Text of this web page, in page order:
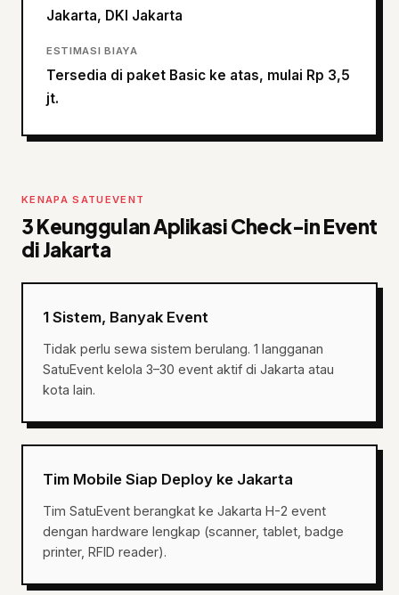
Jakarta, DKI Jakarta
ESTIMASI BIAYA
Tersedia di paket Basic ke atas, mulai Rp 3,5
jt.
KENAPA SATUEVENT
3 Keunggulan Aplikasi Check-in Event
di Jakarta
1 Sistem, Banyak Event
Tidak perlu sewa sistem berulang. 1 langganan
SatuEvent kelola 3–30 event aktif di Jakarta atau
kota lain.
Tim Mobile Siap Deploy ke Jakarta
Tim SatuEvent berangkat ke Jakarta H-2 event
dengan hardware lengkap (scanner, tablet, badge
printer, RFID reader).